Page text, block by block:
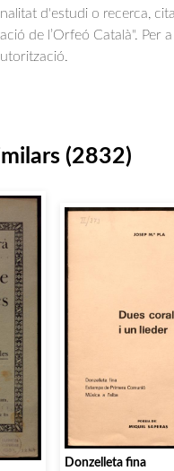
d'estudi o recerca,
de l’Orfeó Català". Per a
(2832)
Donzelleta fina